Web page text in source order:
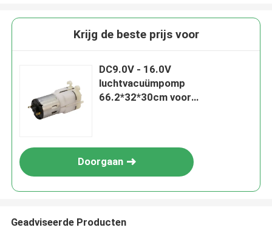
Krijg de beste prijs voor
DC9.0V - 16.0V
luchtvacuümpomp
66.2*32*30cm voor
Doorgaan
Geadviseerde Producten